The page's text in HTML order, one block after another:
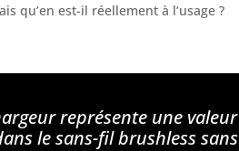
qu’en est-il réellement à l’usage ?
représente une valeur
le sans-fil brushless sans